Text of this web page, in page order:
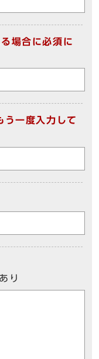
場合に必須に
う一度入力して
り